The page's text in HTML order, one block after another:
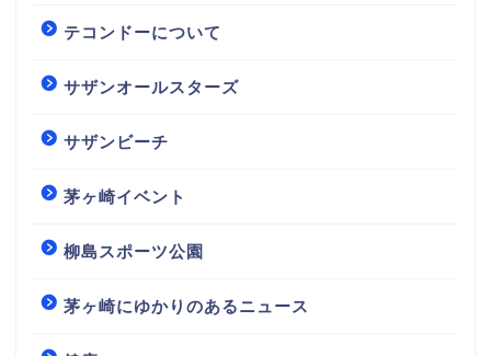
テコンドーについて
サザンオールスターズ
サザンビーチ
茅ヶ崎イベント
柳島スポーツ公園
茅ヶ崎にゆかりのあるニュース